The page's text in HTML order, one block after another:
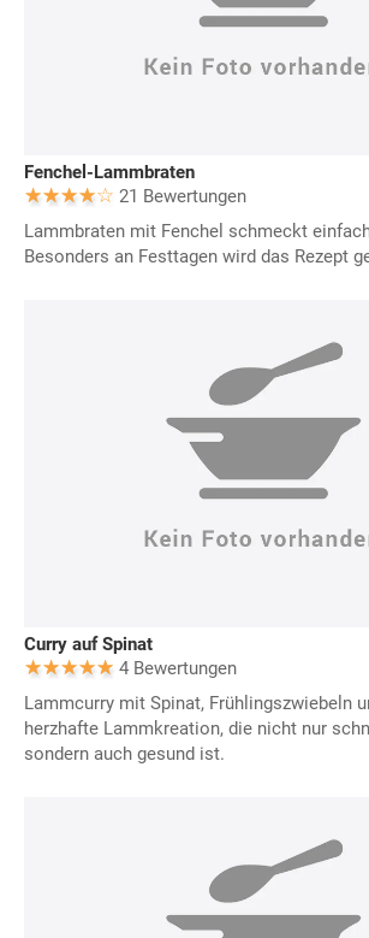
Fenchel-Lammbraten
21 Bewertungen
Lammbraten mit Fenchel schmeckt
Besonders an Festtagen wird das Rezept
Curry auf Spinat
4 Bewertungen
Lammcurry mit Spinat, Frühlingszwiebeln
herzhafte Lammkreation, die nicht nur
sondern auch gesund ist.